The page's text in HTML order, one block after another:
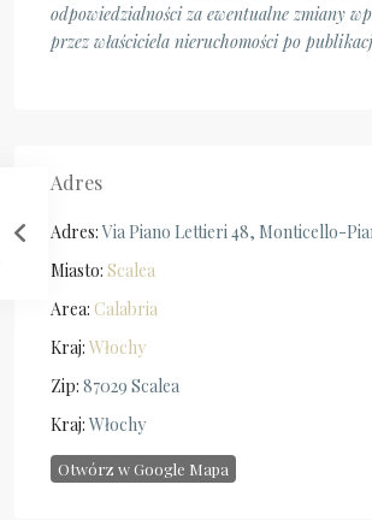
odpowiedzialności za ewentualne zmiany
przez właściciela nieruchomości po
Adres
Adres:Via Piano Lettieri 48, Monticello-
Miasto: Scalea
Area: Calabria
Kraj: Włochy
Zip: 87029 Scalea
Kraj: Włochy
Otwórz w Google Mapa